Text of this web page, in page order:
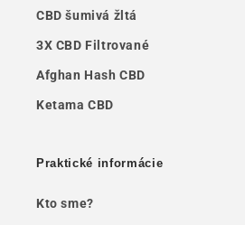
CBD šumivá žltá
3X CBD Filtrované
Afghan Hash CBD
Ketama CBD
Praktické informácie
Kto sme?